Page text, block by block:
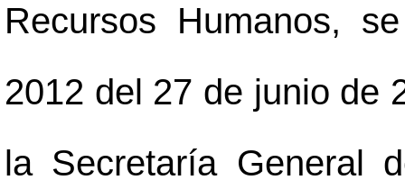
Recursos Humanos,
2012 del 27 de junio de
la Secretaría General